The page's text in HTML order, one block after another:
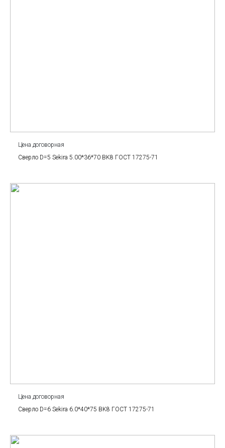
Цена договорная
Сверло D=5 Sekira 5.00*36*70 BK8 ГОСТ 17275-71
Цена договорная
Сверло D=6 Sekira 6.0*40*75 BK8 ГОСТ 17275-71